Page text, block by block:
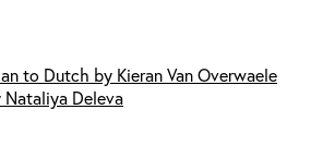
to Dutch by Kieran Van Overwaele
Deleva